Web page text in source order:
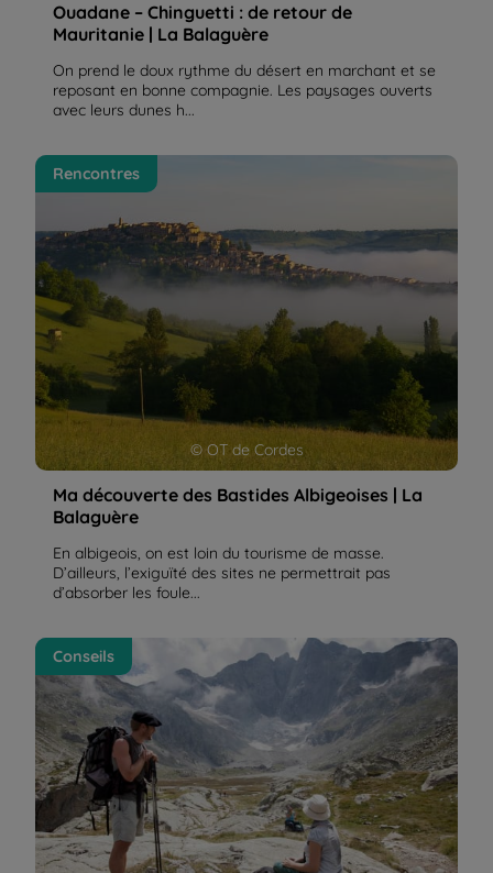
Ouadane – Chinguetti : de retour de
Mauritanie | La Balaguère
On prend le doux rythme du désert en marchant et se
reposant en bonne compagnie. Les paysages ouverts
avec leurs dunes h...
Ma découverte des Bastides Albigeoises | La
Balaguère
© OT de Cordes
Rencontres
Ma découverte des Bastides Albigeoises | La
Balaguère
En albigeois, on est loin du tourisme de masse.
D’ailleurs, l’exiguïté des sites ne permettrait pas
d’absorber les foule...
Comment devenir accompagnateur en moyenne
montagne ? | La Balaguère
Conseils